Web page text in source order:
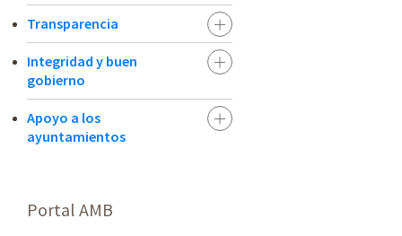
Transparencia
Integridad y buen
gobierno
Apoyo a los
ayuntamientos
Portal AMB